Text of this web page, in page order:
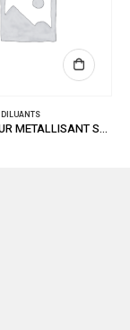
DILUANTS
RENOVATEUR METALLISANT SATINE 1L